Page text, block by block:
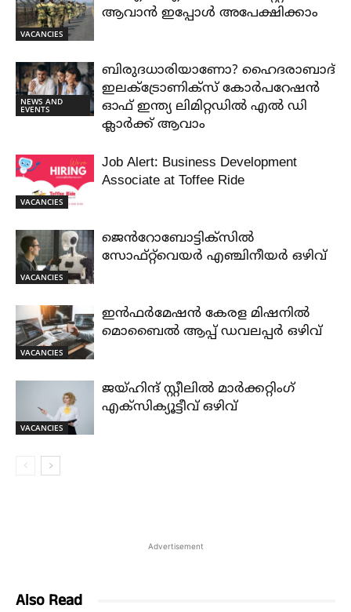
VACANCIES
ആവാൻ ഇപ്പോൾ അപേക്ഷിക്കാം
NEWS AND
EVENTS
ബിരുദധാരിയാണോ? ഹൈദരാബാദ്
ഇലക്ട്രോണിക്സ് കോർപറേഷൻ
ഓഫ് ഇന്ത്യ ലിമിറ്റഡിൽ എൽ ഡി
ക്ലാർക്ക് ആവാം
VACANCIES
Job Alert: Business Development
Associate at Toffee Ride
VACANCIES
ജെൻറോബോട്ടിക്സിൽ
സോഫ്റ്റ്‌വെയർ എഞ്ചിനീയർ ഒഴിവ്
VACANCIES
ഇൻഫർമേഷൻ കേരള മിഷനിൽ
മൊബൈൽ ആപ്പ് ഡവലപ്പർ ഒഴിവ്
VACANCIES
ജയ്‌ഹിന്ദ്‌ സ്റ്റീലിൽ മാർക്കറ്റിംഗ്
എക്സിക്യൂട്ടീവ് ഒഴിവ്
Advertisement
Also Read